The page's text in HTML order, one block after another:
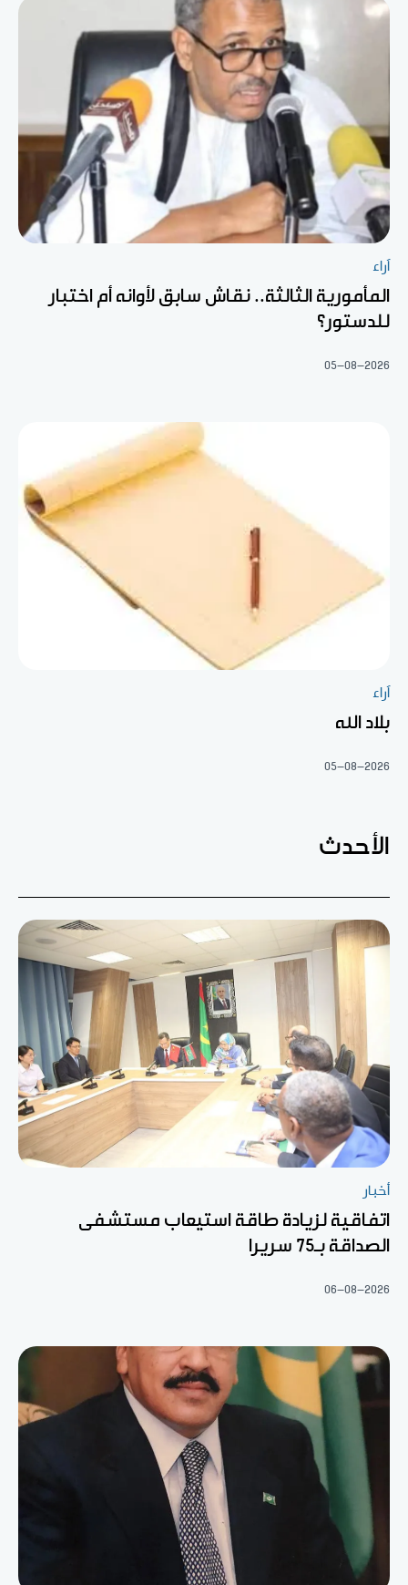
آراء
المأمورية الثالثة.. نقاش سابق لأوانه أم اختبار
للدستور؟
05-08-2026
آراء
بلاد الله
05-08-2026
الأحدث
أخبار
اتفاقية لزيادة طاقة استيعاب مستشفى
الصداقة بـ75 سريرا
06-08-2026